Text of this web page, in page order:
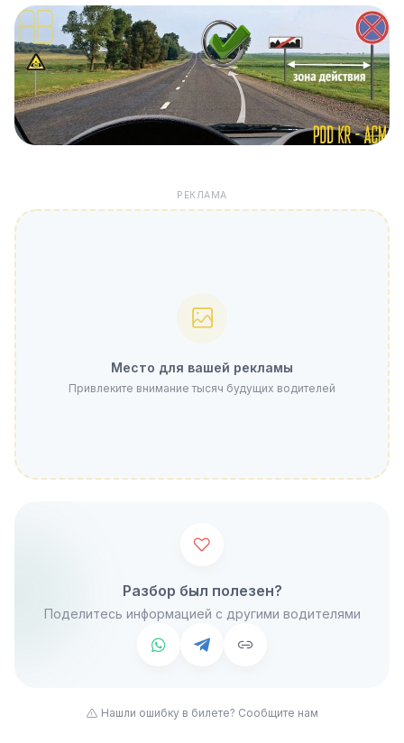
РЕКЛАМА
Место для вашей рекламы
Привлеките внимание тысяч будущих водителей
Разбор был полезен?
Поделитесь информацией с другими водителями
Нашли ошибку в билете? Сообщите нам